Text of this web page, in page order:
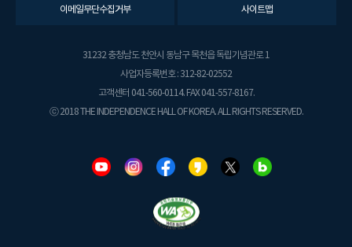
이메일무단수집거부 사이트맵
31232 충청남도 천안시 동남구 목천읍 독립기념관로 1
사업자등록번호 : 312-82-02552
고객센터 041-560-0114. FAX 041-557-8167.
ⓒ 2018 THE INDEPENDENCE HALL OF KOREA. ALL RIGHTS RESERVED.